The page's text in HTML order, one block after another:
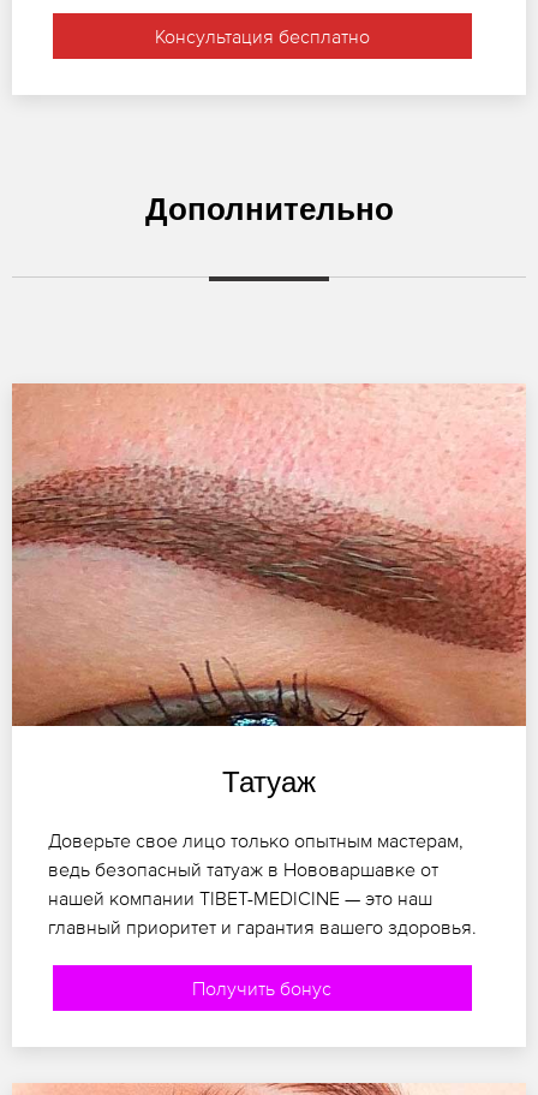
Консультация бесплатно
Дополнительно
Татуаж
Доверьте свое лицо только опытным мастерам,
ведь безопасный татуаж в Нововаршавке от
нашей компании TIBET-MEDICINE — это наш
главный приоритет и гарантия вашего здоровья.
Получить бонус